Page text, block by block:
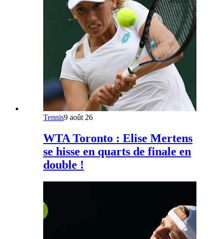
Tennis9 août 26
WTA Toronto : Elise Mertens
se hisse en quarts de finale en
double !